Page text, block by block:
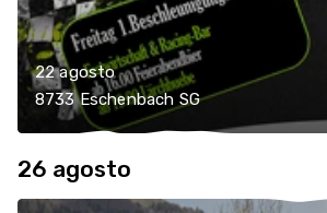
22 agosto
8733 Eschenbach SG
26 agosto